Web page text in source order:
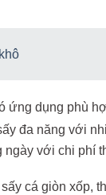
dụng phù
đa năng với
ngày với chi phí
cá giòn xốp,